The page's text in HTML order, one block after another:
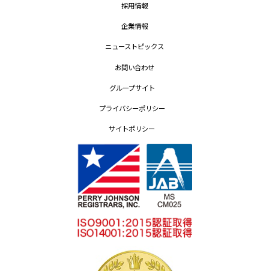
採用情報
企業情報
ニューストピックス
お問い合わせ
グループサイト
プライバシーポリシー
サイトポリシー